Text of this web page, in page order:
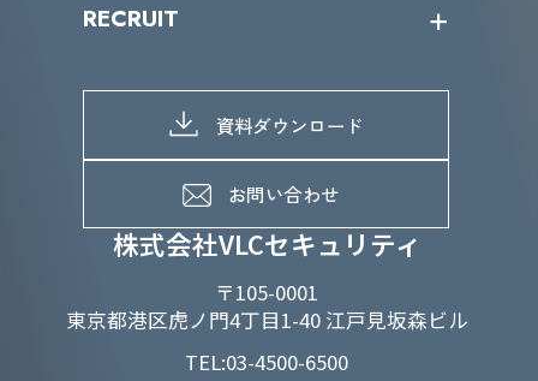
株式会社VLCセキュリティ
〒105-0001
東京都港区虎ノ門4丁目1-40 江戸見坂森ビル
TEL:03-4500-6500
IRライブラリー
よくあるご質問
当グループのマテリアリティ
SDGs推進体制
D&Iの取り組み
RECRUIT
募集職種一覧
メッセージ
メンバーインタビュー
資料ダウンロード
お問い合わせ